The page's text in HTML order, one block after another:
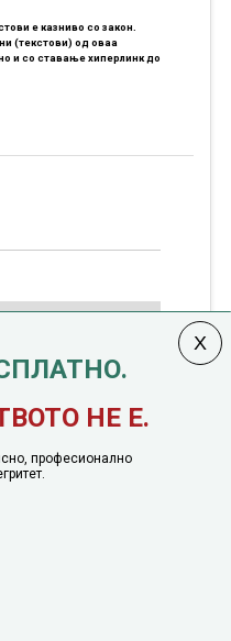
е казниво со закон.
(текстови) од оваа
и со ставање хиперлинк до
НЕ Е.
професионално